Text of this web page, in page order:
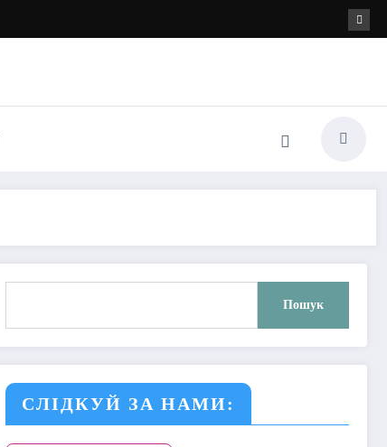
Пошук
СЛІДКУЙ ЗА НАМИ: